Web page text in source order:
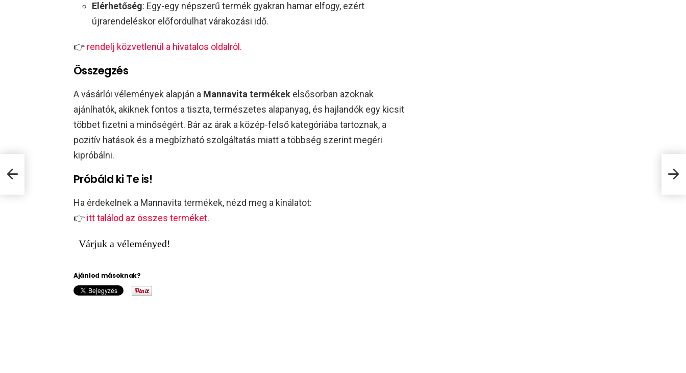
Elérhetőség: Egy-egy népszerű termék gyakran hamar elfogy, ezért
újrarendeléskor előfordulhat várakozási idő.
👉 rendelj közvetlenül a hivatalos oldalról.
Összegzés
A vásárlói vélemények alapján a Mannavita termékek elsősorban azoknak
ajánlhatók, akiknek fontos a tiszta, természetes alapanyag, és hajlandók egy kicsit
többet fizetni a minőségért. Bár az árak a közép-felső kategóriába tartoznak, a
pozitív hatások és a megbízható szolgáltatás miatt a többség szerint megéri
kipróbálni.
Próbáld ki Te is!
Ha érdekelnek a Mannavita termékek, nézd meg a kínálatot:
👉 itt találod az összes terméket.
Várjuk a véleményed!
Ajánlod másoknak?